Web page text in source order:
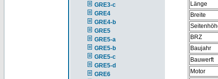
GRE3-c
GRE4
GRE4-b
GRE5
GRE5-a
GRE5-b
GRE5-c
GRE5-d
GRE6
Länge
Breite
BRZ
Baujahr
Bauwerft
Motor